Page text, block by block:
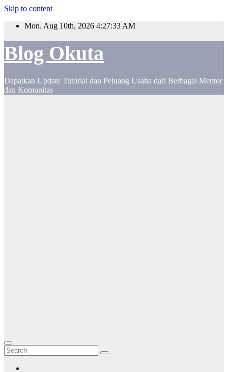
Skip to content
Mon. Aug 10th, 2026 4:27:34 AM
Blog Okuta
Dapatkan Update Tutorial dan Peluang Usaha dari Berbagai Mentor
dan Komunitas